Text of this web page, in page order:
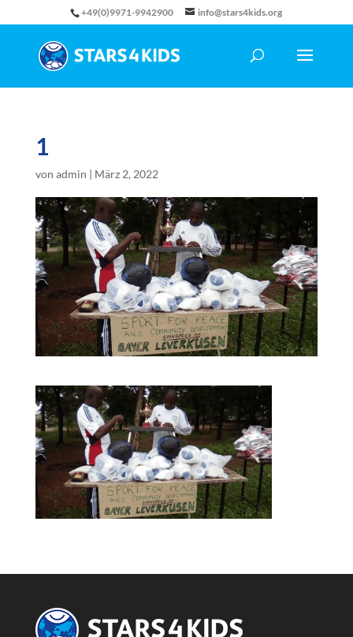
+49(0)9971-9942900 info@stars4kids.org
1
von admin | März 2, 2022